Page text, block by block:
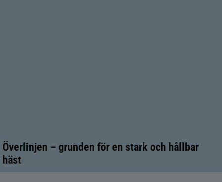
Överlinjen – grunden för en stark och hållbar
häst